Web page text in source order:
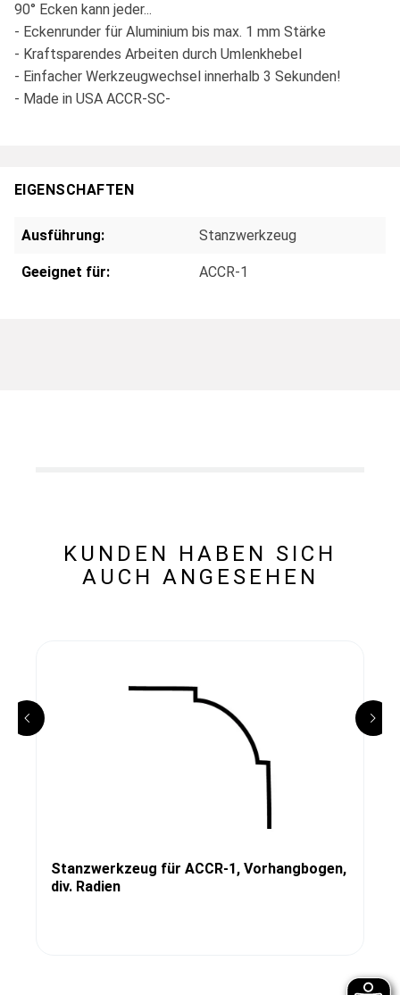
90° Ecken kann jeder...
- Eckenrunder für Aluminium bis max. 1 mm Stärke
- Kraftsparendes Arbeiten durch Umlenkhebel
- Einfacher Werkzeugwechsel innerhalb 3 Sekunden!
- Made in USA ACCR-SC-
EIGENSCHAFTEN
Ausführung: Stanzwerkzeug
Geeignet für: ACCR-1
KUNDEN HABEN SICH
AUCH ANGESEHEN
Stanzwerkzeug für ACCR-1, Vorhangbogen,
div. Radien